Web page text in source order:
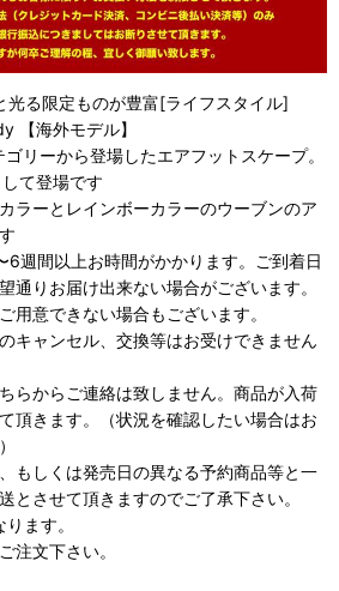
光る限定ものが豊富[ライフスタイル]
【海外モデル】
リーから登場したエアフットスケープ。
て登場です
ラーとレインボーカラーのウーブンのア
6週間以上お時間がかかります。ご到着日
通りお届け出来ない場合がございます。
用意できない場合もございます。
キャンセル、交換等はお受けできません
らからご連絡は致しません。商品が入荷
頂きます。（状況を確認したい場合はお
もしくは発売日の異なる予約商品等と一
とさせて頂きますのでご了承下さい。
ます。
注文下さい。